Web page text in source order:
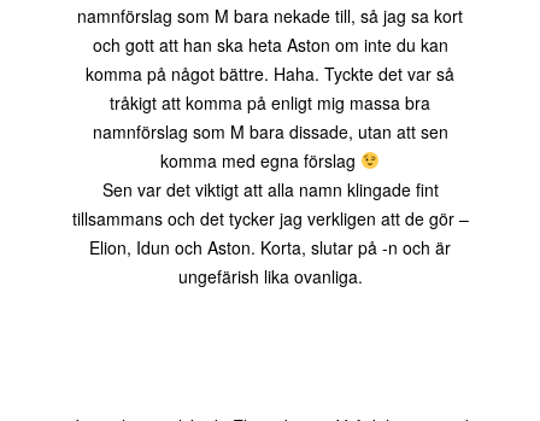
namnförslag som M bara nekade till, så jag sa kort
och gott att han ska heta Aston om inte du kan
komma på något bättre. Haha. Tyckte det var så
tråkigt att komma på enligt mig massa bra
namnförslag som M bara dissade, utan att sen
komma med egna förslag
Sen var det viktigt att alla namn klingade fint
tillsammans och det tycker jag verkligen att de gör –
Elion, Idun och Aston. Korta, slutar på -n och är
ungefärish lika ovanliga.